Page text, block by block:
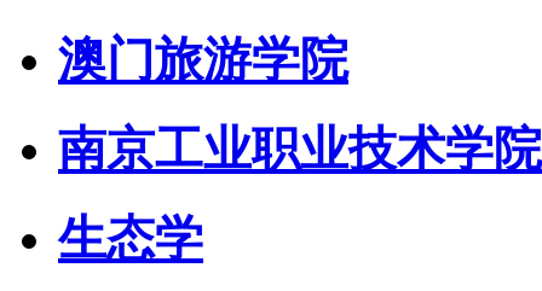
澳门旅游学院
南京工业职业技术学院
生态学